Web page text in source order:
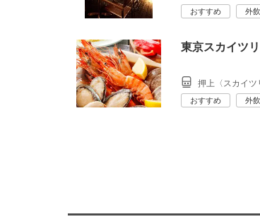
おすすめ 外
東京スカイツ
押上〈スカイツ
おすすめ 外